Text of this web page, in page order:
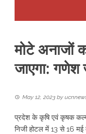
मोटे अनाजों
जाएगा: गणेश
May 12, 2023 by
प्रदेश के कृषि एवं कृषक
निजी होटल में 13 से 16 मई